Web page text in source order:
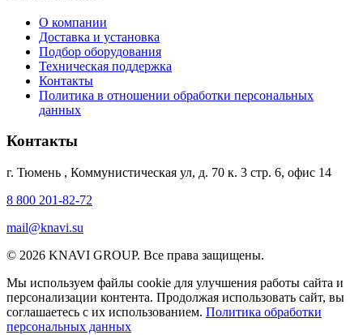
О компании
Доставка и установка
Подбор оборудования
Техническая поддержка
Контакты
Политика в отношении обработки персональных
данных
Контакты
г. Тюмень , Коммунистическая ул, д. 70 к. 3 стр. 6, офис 14
8 800 201-82-72
mail@knavi.su
© 2026 KNAVI GROUP. Все права защищены.
Мы используем файлы cookie для улучшения работы сайта и
персонализации контента. Продолжая использовать сайт, вы
соглашаетесь с их использованием. Политика обработки
персональных данных